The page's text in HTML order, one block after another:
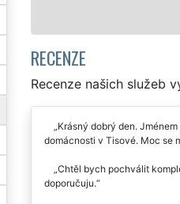
RECENZE
Recenze našich služeb
Krásný dobrý den.
domácnosti v Tisové. Moc se
Chtěl bych pochválit
doporučuju.